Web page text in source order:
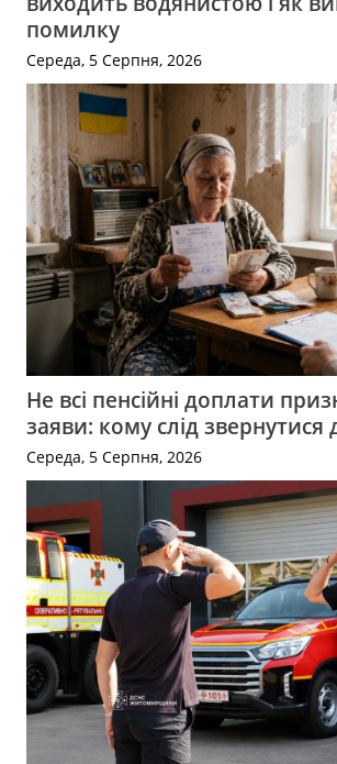
помилку
Середа, 5 Серпня, 2026
Не всі пенсійні доплати
заяви: кому слід
Середа, 5 Серпня, 2026